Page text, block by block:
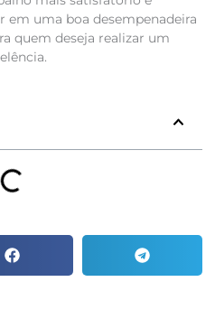
em uma boa desempenadeira
quem deseja realizar um